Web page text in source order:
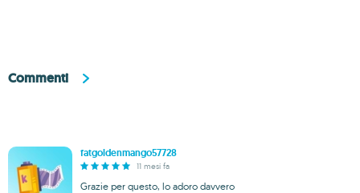
Commenti
fatgoldenmango57728
11 mesi fa
Grazie per questo, lo adoro davvero